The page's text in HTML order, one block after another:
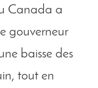
Canada a
gouverneur
baisse des
tout en